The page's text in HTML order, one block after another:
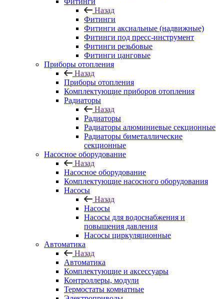
Назад
Фитинги
Фитинги аксиальные (надвижные)
Фитинги под пресс-инструмент
Фитинги резьбовые
Фитинги цанговые
Приборы отопления
Назад
Приборы отопления
Комплектующие приборов отопления
Радиаторы
Назад
Радиаторы
Радиаторы алюминиевые секционные
Радиаторы биметаллические
секционные
Насосное оборудование
Назад
Насосное оборудование
Комплектующие насосного оборудования
Насосы
Назад
Насосы
Насосы для водоснабжения и
повышения давления
Насосы циркуляционные
Автоматика
Назад
Автоматика
Комплектующие и аксессуары
Контроллеры, модули
Термостаты комнатные